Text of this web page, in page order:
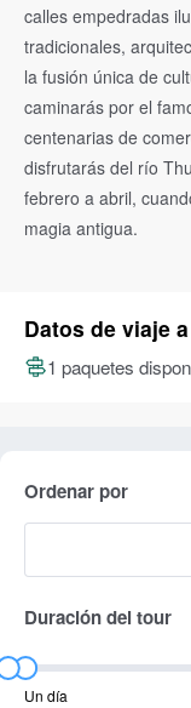
calles empedradas
tradicionales,
la fusión única de
caminarás por el
centenarias de
disfrutarás del río
febrero a abril,
magia antigua.
Datos de viaje
1 paquetes
Ordenar por
Duración del tour
Un día